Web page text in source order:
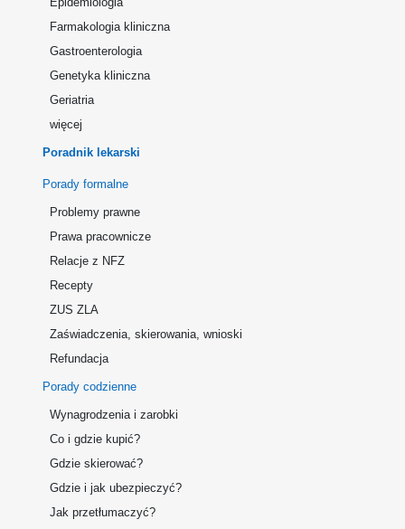
Farmakologia kliniczna
Gastroenterologia
Genetyka kliniczna
Geriatria
więcej
Poradnik lekarski
Porady formalne
Problemy prawne
Prawa pracownicze
Relacje z NFZ
Recepty
ZUS ZLA
Zaświadczenia, skierowania, wnioski
Refundacja
Porady codzienne
Wynagrodzenia i zarobki
Co i gdzie kupić?
Gdzie skierować?
Gdzie i jak ubezpieczyć?
Jak przetłumaczyć?